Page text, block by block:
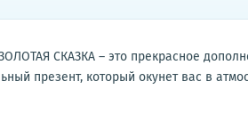
СКАЗКА – это прекрасное
презент, который окунет вас в